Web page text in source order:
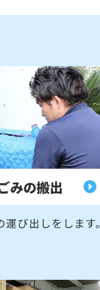
みの搬出
び出しをします。